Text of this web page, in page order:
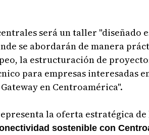
será un taller "diseñado
se abordarán de manera
la estructuración de
para empresas interesadas
en Centroamérica".
la oferta estratégica
sostenible con